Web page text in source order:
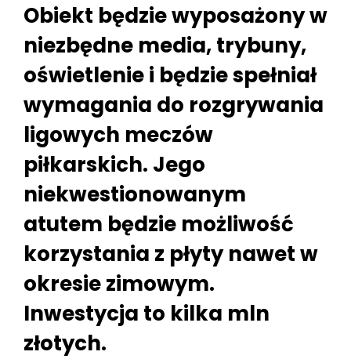
Obiekt będzie wyposażony w
niezbędne media, trybuny,
oświetlenie i będzie spełniał
wymagania do rozgrywania
ligowych meczów
piłkarskich. Jego
niekwestionowanym
atutem będzie możliwość
korzystania z płyty nawet w
okresie zimowym.
Inwestycja to kilka mln
złotych.